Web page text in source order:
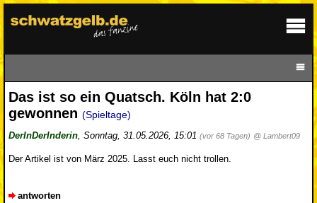
Das ist so ein Quatsch. Köln hat 2:0
gewonnen (Spieltage)
DerInDerInderin, Sonntag, 31.05.2026, 15:01 (vor 68 Tagen) @ Lambert09
Der Artikel ist von März 2025. Lasst euch nicht trollen.
antworten